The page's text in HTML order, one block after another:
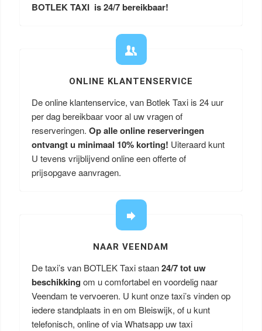
BOTLEK TAXI is 24/7 bereikbaar!
ONLINE KLANTENSERVICE
De online klantenservice, van Botlek Taxi is 24 uur
per dag bereikbaar voor al uw vragen of
reserveringen. Op alle online reserveringen
ontvangt u minimaal 10% korting! Uiteraard kunt
U tevens vrijblijvend online een offerte of
prijsopgave aanvragen.
NAAR VEENDAM
De taxi’s van BOTLEK Taxi staan24/7 tot uw
beschikking om u comfortabel en voordelig naar
Veendam te vervoeren. U kunt onze taxi’s vinden op
iedere standplaats in en om Bleiswijk, of u kunt
telefonisch, online of via Whatsapp uw taxi